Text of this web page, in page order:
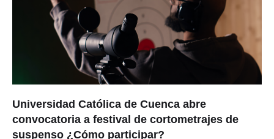
Universidad Católica de Cuenca abre
convocatoria a festival de cortometrajes de
suspenso ¿Cómo participar?